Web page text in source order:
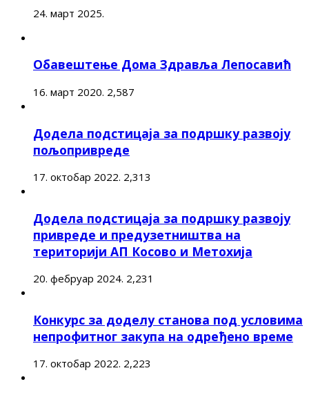
24. март 2025.
Обавештење Дома Здравља Лепосавић
16. март 2020. 2,587
Додела подстицаја за подршку развоју
пољопривреде
17. октобар 2022. 2,313
Додела подстицаја за подршку развоју
привреде и предузетништва на
територији АП Косово и Метохија
20. фебруар 2024. 2,231
Конкурс за доделу станова под условима
непрофитног закупа на одређено време
17. октобар 2022. 2,223